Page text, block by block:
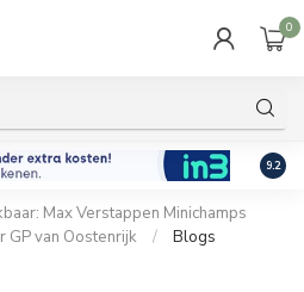
0
9.2
Max Verstappen Minichamps
GP van Oostenrijk
/ Blogs